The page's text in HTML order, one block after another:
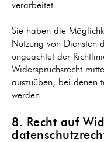
verarbeitet.
Sie haben die
Nutzung von Diensten
ungeachtet der
Widerspruchsrecht
auszuüben, bei denen
werden.
8. Recht auf